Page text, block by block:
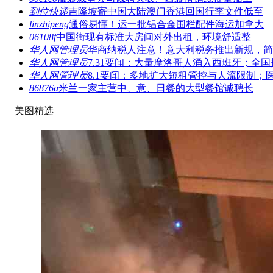
到位快递吉隆坡寄中国大陆澳门香港回国行李文件低至
linzhipeng通俗易懂！运一批铝合金围栏配件海运加拿大
06108f中国街现有标准大房间对外出租，环境舒适整
华人网管理员华商纳税人注意！意大利税务推出新规，
华人网管理员7.31要闻：大量摩洛哥人涌入西班牙；全国
华人网管理员8.1要闻：多地扩大短租管控与人流限制；
86876a米兰一家主营中、意、日餐的大型餐馆诚聘长
美图精选